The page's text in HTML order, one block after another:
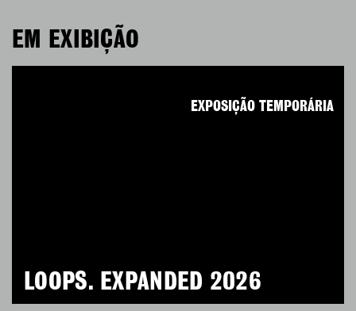
EM EXIBIÇÃO
LOOPS. EXPANDED 2026
EXPOSIÇÃO TEMPORÁRIA